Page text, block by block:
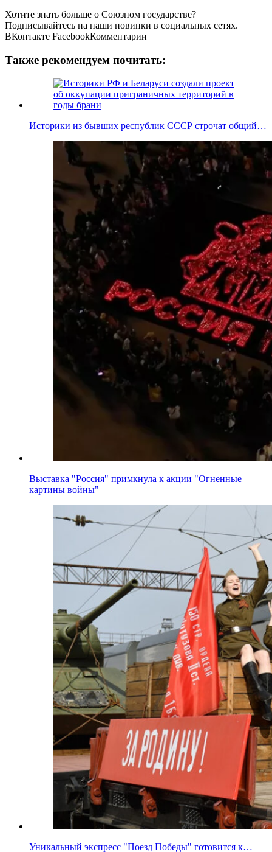
Хотите знать больше о Союзном государстве?
Подписывайтесь на наши новинки в социальных сетях.
ВКонтакте FacebookКомментарии
Также рекомендуем почитать:
Историки из бывших республик СССР строчат общий…
Выставка "Россия" примкнула к акции "Огненные
картины войны"
Уникальный экспресс "Поезд Победы" готовится к…